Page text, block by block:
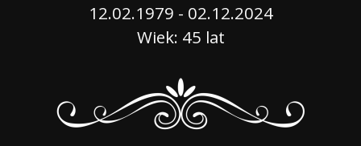
12.02.1979 - 02.12.2024
Wiek: 45 lat